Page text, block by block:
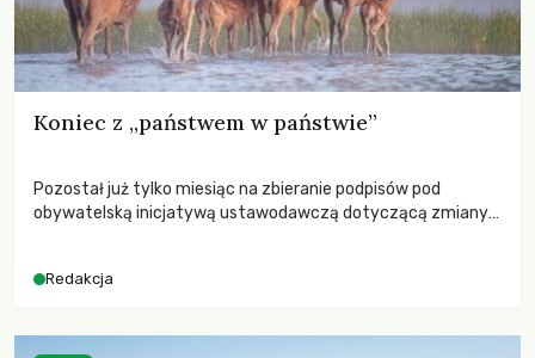
Koniec z „państwem w państwie”
Pozostał już tylko miesiąc na zbieranie podpisów pod
obywatelską inicjatywą ustawodawczą dotyczącą zmiany
niezwykle korzystne rozwiązania dla przyrody i zwierząt,
funkcjonowania łowiectwa w Polsce.
Redakcja